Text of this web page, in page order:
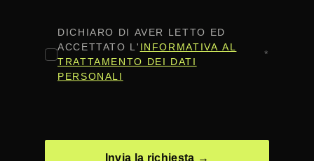
CONSENSO*
DICHIARO DI AVER LETTO ED
ACCETTATO L' INFORMATIVA AL
TRATTAMENTO DEI DATI
PERSONALI
*